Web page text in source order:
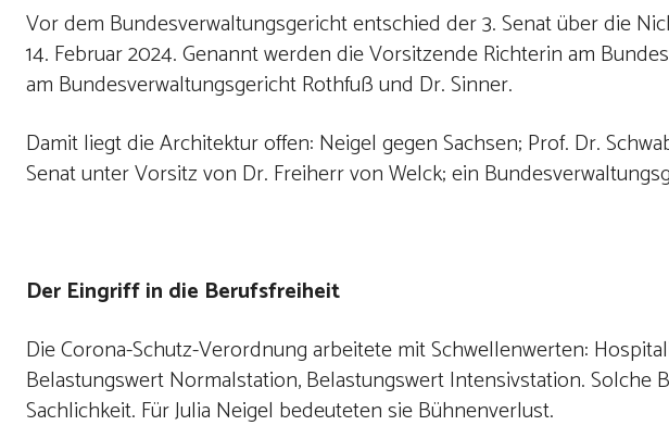
Vor dem Bundesverwaltungsgericht entschied der 3. Senat über die
14. Februar 2024. Genannt werden die Vorsitzende Richterin am
am Bundesverwaltungsgericht Rothfuß und Dr. Sinner.
Damit liegt die Architektur offen: Neigel gegen Sachsen; Prof. Dr.
Senat unter Vorsitz von Dr. Freiherr von Welck; ein
Der Eingriff in die Berufsfreiheit
Die Corona-Schutz-Verordnung arbeitete mit Schwellenwerten:
Belastungswert Normalstation, Belastungswert Intensivstation. Solche
Sachlichkeit. Für Julia Neigel bedeuteten sie Bühnenverlust.